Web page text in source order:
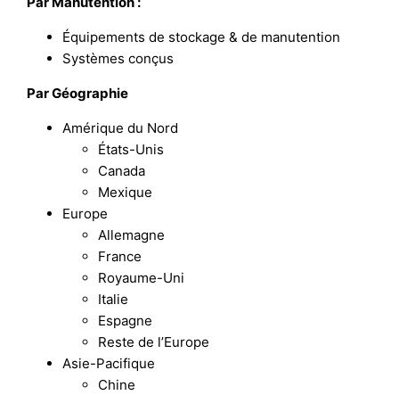
Équipements de stockage & de manutention
Systèmes conçus
Par Géographie
Amérique du Nord
États-Unis
Canada
Mexique
Europe
Allemagne
France
Royaume-Uni
Italie
Espagne
Reste de l’Europe
Asie-Pacifique
Chine